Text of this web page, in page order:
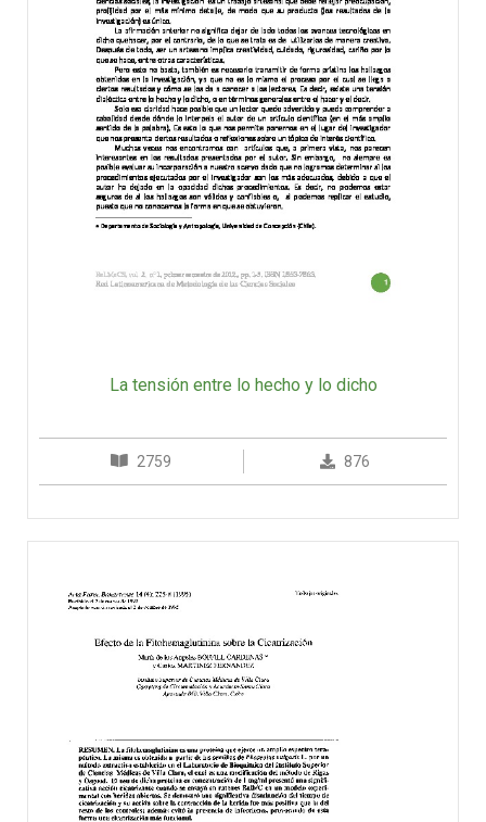
La tensión entre lo hecho y lo dicho
2759 876